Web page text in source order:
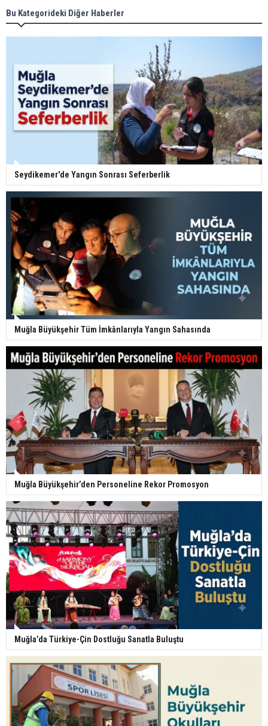
Bu Kategorideki Diğer Haberler
Seydikemer'de Yangın Sonrası Seferberlik
Muğla Büyükşehir Tüm İmkânlarıyla Yangın Sahasında
Muğla Büyükşehir’den Personeline Rekor Promosyon
Muğla’da Türkiye-Çin Dostluğu Sanatla Buluştu